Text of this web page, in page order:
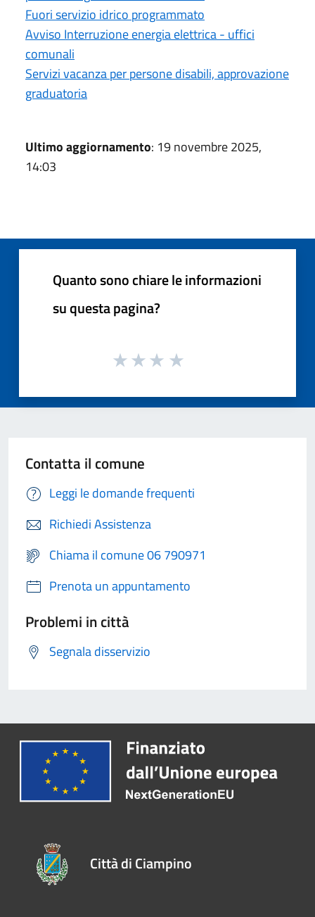
Fuori servizio idrico programmato
Avviso Interruzione energia elettrica - uffici
comunali
Servizi vacanza per persone disabili, approvazione
graduatoria
Ultimo aggiornamento: 19 novembre 2025,
14:03
Quanto sono chiare le informazioni
su questa pagina?
Contatta il comune
Leggi le domande frequenti
Richiedi Assistenza
Chiama il comune 06 790971
Prenota un appuntamento
Problemi in città
Segnala disservizio
Città di Ciampino